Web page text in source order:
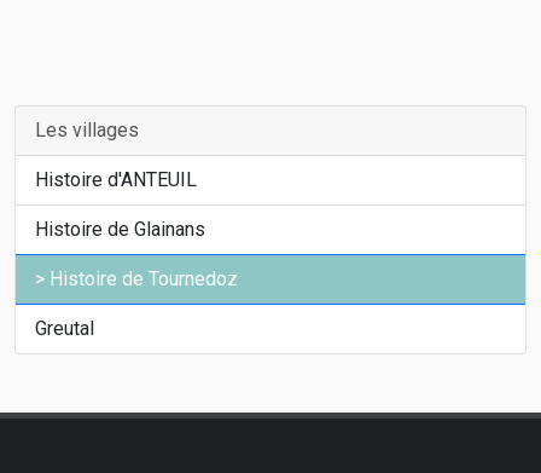
Les villages
Histoire d'ANTEUIL
Histoire de Glainans
Histoire de Tournedoz
Greutal